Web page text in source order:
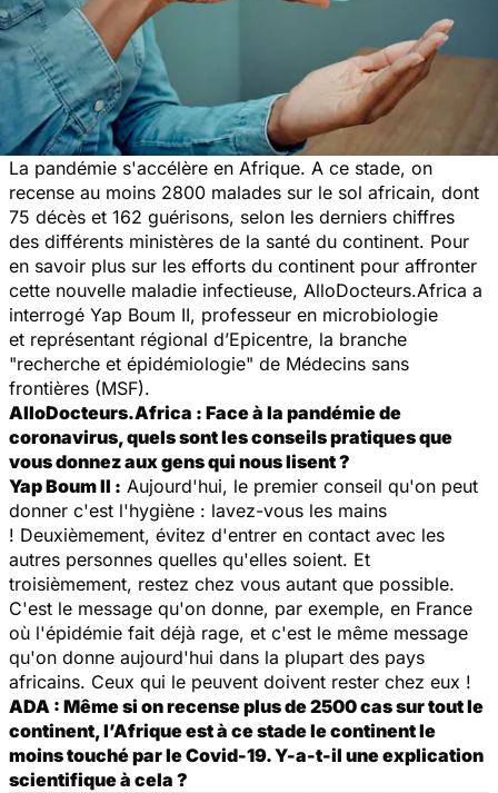
La pandémie s'accélère en Afrique. A ce stade, on
recense au moins 2800 malades sur le sol africain, dont
75 décès et 162 guérisons, selon les derniers chiffres
des différents ministères de la santé du continent. Pour
en savoir plus sur les efforts du continent pour affronter
cette nouvelle maladie infectieuse, AlloDocteurs.Africa a
interrogé Yap Boum II, professeur en microbiologie
et représentant régional d’Epicentre, la branche
"recherche et épidémiologie" de Médecins sans
frontières (MSF).
AlloDocteurs.Africa : Face à la pandémie de
coronavirus, quels sont les conseils pratiques que
vous donnez aux gens qui nous lisent ?
Yap Boum II : Aujourd'hui, le premier conseil qu'on peut
donner c'est l'hygiène : lavez-vous les mains
! Deuxièmement, évitez d'entrer en contact avec les
autres personnes quelles qu'elles soient. Et
troisièmement, restez chez vous autant que possible.
C'est le message qu'on donne, par exemple, en France
où l'épidémie fait déjà rage, et c'est le même message
qu'on donne aujourd'hui dans la plupart des pays
africains. Ceux qui le peuvent doivent rester chez eux !
ADA : Même si on recense plus de 2500 cas sur tout le
continent, l’Afrique est à ce stade le continent le
moins touché par le Covid-19. Y-a-t-il une explication
scientifique à cela ?